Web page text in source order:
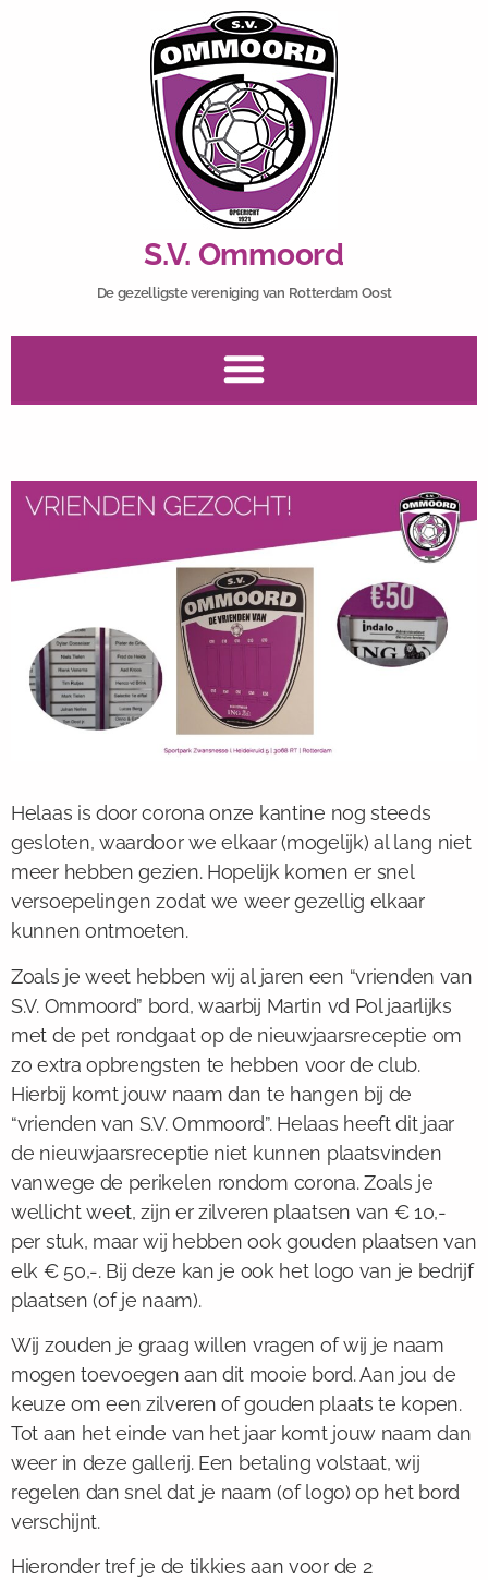
S.V. Ommoord
De gezelligste vereniging van Rotterdam Oost
Helaas is door corona onze kantine nog steeds
gesloten, waardoor we elkaar (mogelijk) al lang niet
meer hebben gezien. Hopelijk komen er snel
versoepelingen zodat we weer gezellig elkaar
kunnen ontmoeten.
Zoals je weet hebben wij al jaren een “vrienden van
S.V. Ommoord” bord, waarbij Martin vd Pol jaarlijks
met de pet rondgaat op de nieuwjaarsreceptie om
zo extra opbrengsten te hebben voor de club.
Hierbij komt jouw naam dan te hangen bij de
“vrienden van S.V. Ommoord”. Helaas heeft dit jaar
de nieuwjaarsreceptie niet kunnen plaatsvinden
vanwege de perikelen rondom corona. Zoals je
wellicht weet, zijn er zilveren plaatsen van € 10,-
per stuk, maar wij hebben ook gouden plaatsen van
elk € 50,-. Bij deze kan je ook het logo van je bedrijf
plaatsen (of je naam).
Wij zouden je graag willen vragen of wij je naam
mogen toevoegen aan dit mooie bord. Aan jou de
keuze om een zilveren of gouden plaats te kopen.
Tot aan het einde van het jaar komt jouw naam dan
weer in deze gallerij. Een betaling volstaat, wij
regelen dan snel dat je naam (of logo) op het bord
verschijnt.
Hieronder tref je de tikkies aan voor de 2